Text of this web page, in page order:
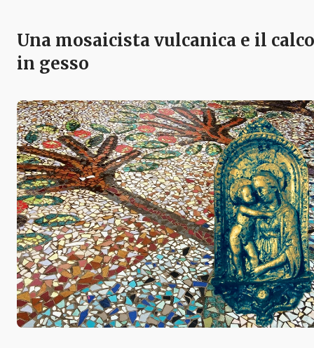
Una mosaicista vulcanica e il calco
in gesso